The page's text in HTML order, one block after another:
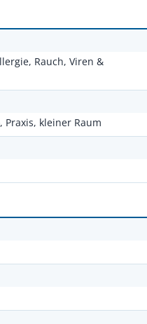
Rauch, Viren &
kleiner Raum